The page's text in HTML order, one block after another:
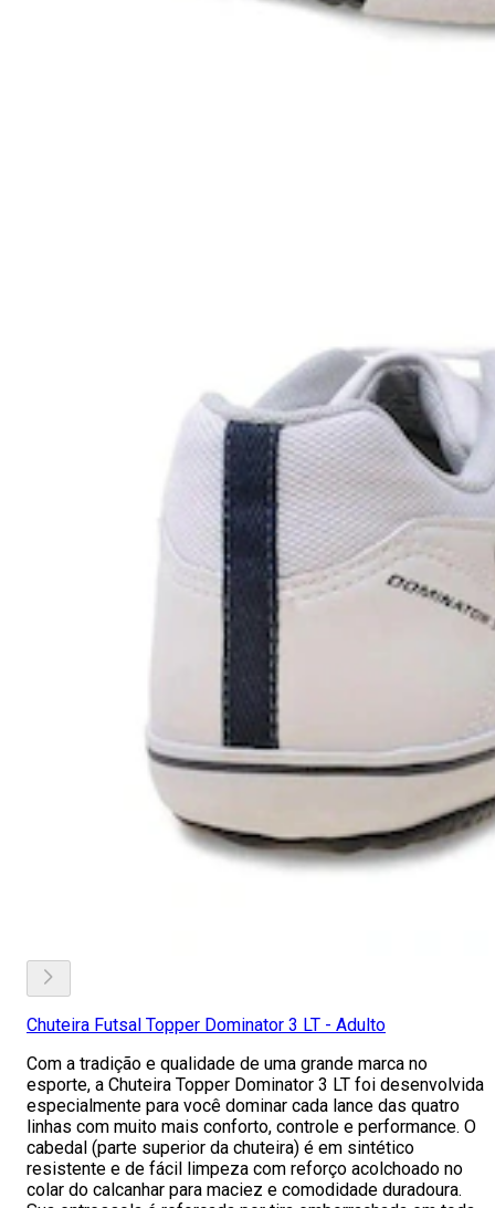
Chuteira Futsal Topper Dominator 3 LT - Adulto
Com a tradição e qualidade de uma grande marca no
esporte, a Chuteira Topper Dominator 3 LT foi desenvolvida
especialmente para você dominar cada lance das quatro
linhas com muito mais conforto, controle e performance. O
cabedal (parte superior da chuteira) é em sintético
resistente e de fácil limpeza com reforço acolchoado no
colar do calcanhar para maciez e comodidade duradoura.